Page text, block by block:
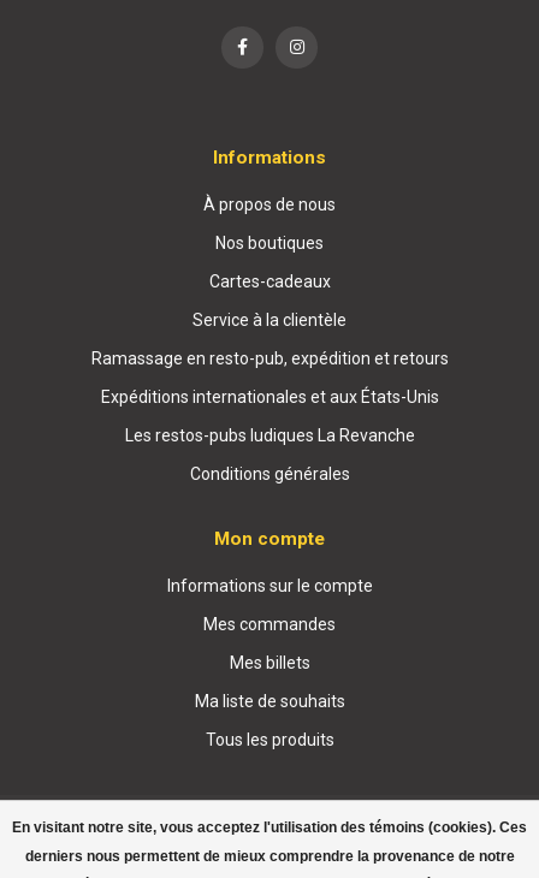
En visitant notre site, vous acceptez l'utilisation des témoins (cookies). Ces
derniers nous permettent de mieux comprendre la provenance de notre
Informations
À propos de nous
Nos boutiques
Cartes-cadeaux
Service à la clientèle
Ramassage en resto-pub, expédition et retours
Expéditions internationales et aux États-Unis
Les restos-pubs ludiques La Revanche
Conditions générales
Mon compte
Informations sur le compte
Mes commandes
Mes billets
Ma liste de souhaits
Tous les produits